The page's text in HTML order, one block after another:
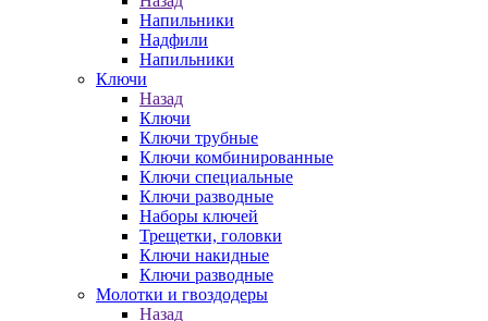
Напильники
Надфили
Напильники
Ключи
Назад
Ключи
Ключи трубные
Ключи комбинированные
Ключи специальные
Ключи разводные
Наборы ключей
Трещетки, головки
Ключи накидные
Ключи разводные
Молотки и гвоздодеры
Назад